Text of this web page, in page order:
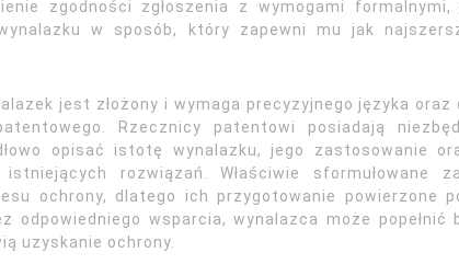
zgodności zgłoszenia z wymogami formalnymi,
w sposób, który zapewni mu jak
jest złożony i wymaga precyzyjnego języka oraz
Rzecznicy patentowi posiadają
opisać istotę wynalazku, jego zastosowanie
rozwiązań. Właściwie sformułowane
ochrony, dlatego ich przygotowanie powierzone
odpowiedniego wsparcia, wynalazca może popełnić
uzyskanie ochrony.